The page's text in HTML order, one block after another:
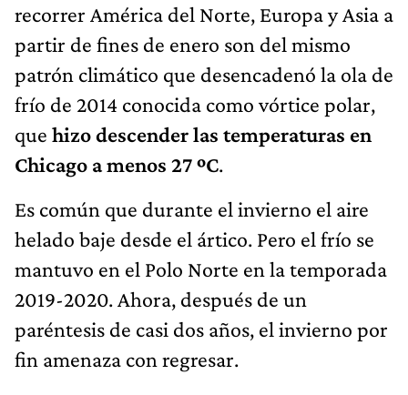
recorrer América del Norte, Europa y Asia a
partir de fines de enero son del mismo
patrón climático que desencadenó la ola de
frío de 2014 conocida como vórtice polar,
que hizo descender las temperaturas en
Chicago a menos 27 ºC.
Es común que durante el invierno el aire
helado baje desde el ártico. Pero el frío se
mantuvo en el Polo Norte en la temporada
2019-2020. Ahora, después de un
paréntesis de casi dos años, el invierno por
fin amenaza con regresar.